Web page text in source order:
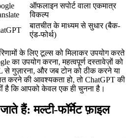
ऑफलाइन सपोर्ट वाला एकमात्र
विकल्प
बातचीत के माध्यम से सुधार (बैक-
एंड-फोर्थ)
के लिए टूल्स को मिलाकर उपयोग करते
का उपयोग करना, महत्वपूर्ण दस्तावेज़ों को
गुज़ारना, और जब टोन को ठीक करने या
करने की आवश्यकता हो, तो ChatGPT की
है कि आपको केवल एक ही चुनना है।
हैं: मल्टी-फॉर्मेट फ़ाइल